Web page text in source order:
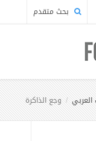
بحث متقدم
العربي وجع الذاكرة